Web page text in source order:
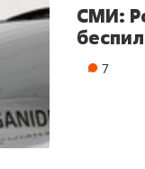
СМИ:
7
МАРТ
местных
бизнес может
минимум